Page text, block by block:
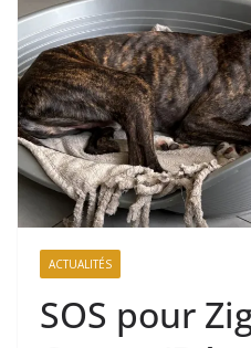
ACTUALITÉS
SOS pour